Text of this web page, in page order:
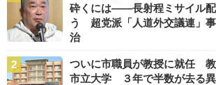
砕くには――長射程ミサイル配
う 超党派「人道外交議連」
治
ついに市職員が教授に就任
市立大学 ３年で半数が去る